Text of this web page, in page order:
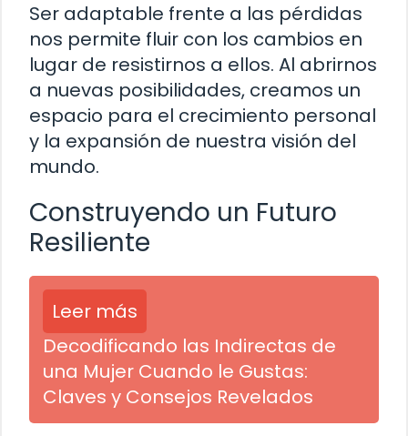
Ser adaptable frente a las pérdidas
nos permite fluir con los cambios en
lugar de resistirnos a ellos. Al abrirnos
a nuevas posibilidades, creamos un
espacio para el crecimiento personal
y la expansión de nuestra visión del
mundo.
Construyendo un Futuro
Resiliente
Leer más
Decodificando las Indirectas de
una Mujer Cuando le Gustas:
Claves y Consejos Revelados